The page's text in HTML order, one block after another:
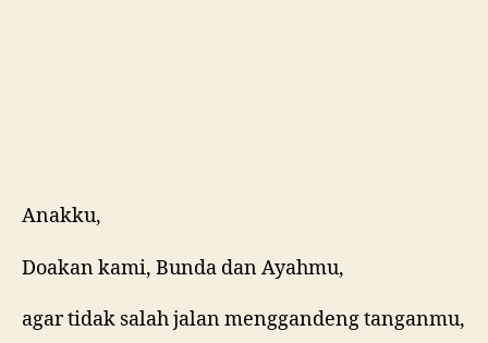
Anakku,
Doakan kami, Bunda dan Ayahmu,
agar tidak salah jalan menggandeng tanganmu,